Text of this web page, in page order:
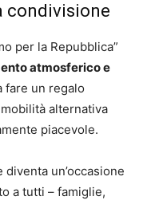
condivisione
per la Repubblica”
atmosferico e
fare un regalo
alternativa
piacevole.
un’occasione
a tutti – famiglie,